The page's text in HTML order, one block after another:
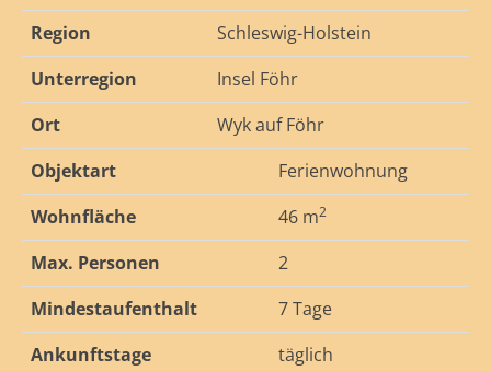
Region
Schleswig-Holstein
Unterregion
Insel Föhr
Ort
Wyk auf Föhr
Objektart
Ferienwohnung
Wohnfläche
46 m2
Max. Personen
2
Mindestaufenthalt
7 Tage
Ankunftstage
täglich